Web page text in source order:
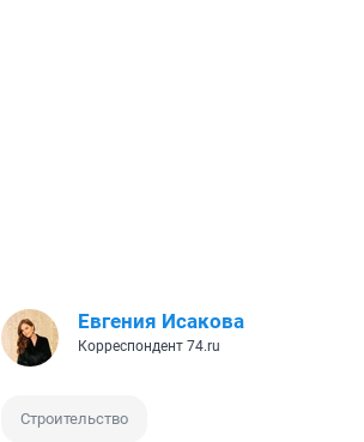
Евгения Исакова
Корреспондент 74.ru
Строительство